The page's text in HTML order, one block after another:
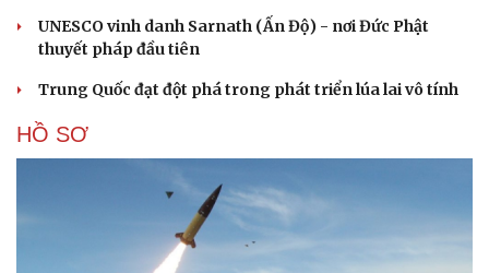
UNESCO vinh danh Sarnath (Ấn Độ) - nơi Đức Phật
thuyết pháp đầu tiên
Trung Quốc đạt đột phá trong phát triển lúa lai vô tính
HỒ SƠ